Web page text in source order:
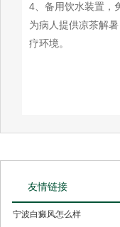
4、备用饮水装置，
为病人提供凉茶解
疗环境。
友情链接
宁波白癜风怎么样